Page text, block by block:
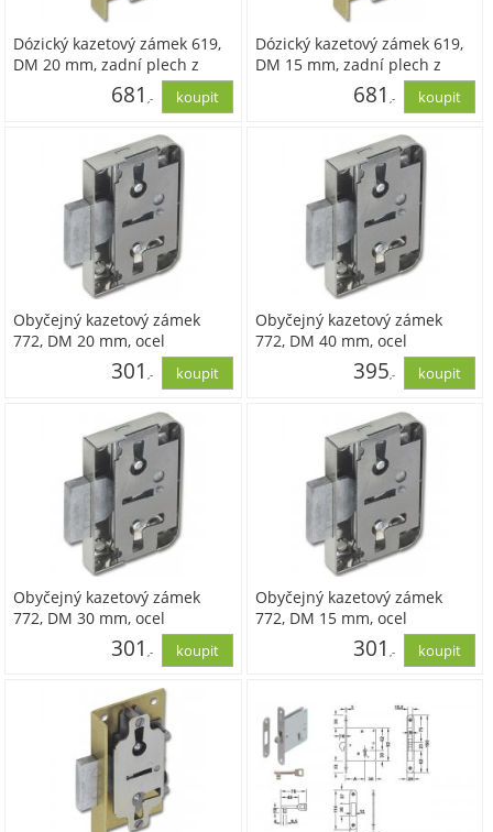
Dózický kazetový zámek 619,
DM 20 mm, zadní plech z
681,-
562,68
Dózický kazetový zámek 619,
DM 15 mm, zadní plech z
681 ,-
562,68
Obyčejný kazetový zámek
772, DM 20 mm, ocel
301,-
249,02
Obyčejný kazetový zámek
772, DM 40 mm, ocel
395,-
Obyčejný kazetový zámek
772, DM 30 mm, ocel
301,-
Obyčejný kazetový zámek
772, DM 15 mm, ocel
301 ,-